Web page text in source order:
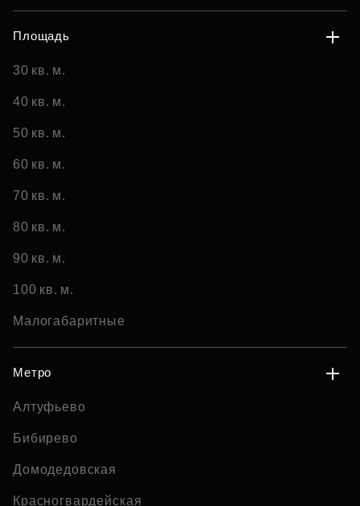
Площадь
30 кв. м.
40 кв. м.
50 кв. м.
60 кв. м.
70 кв. м.
80 кв. м.
90 кв. м.
100 кв. м.
Малогабаритные
Метро
Алтуфьево
Бибирево
Домодедовская
Красногвардейская